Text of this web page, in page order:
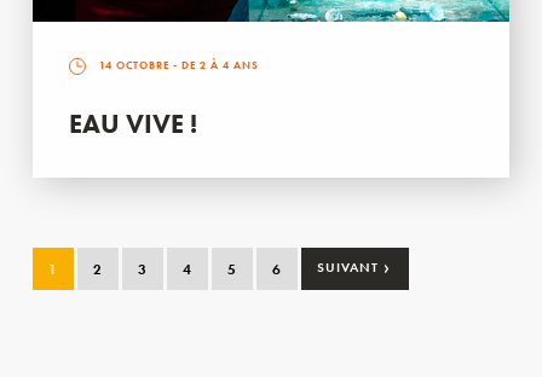
14 OCTOBRE - DE 2 À 4 ANS
EAU VIVE !
1 2 3 4 5 6 SUIVANT ›